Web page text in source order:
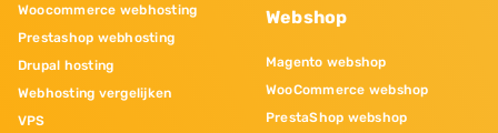
Woocommerce webhosting
Prestashop webhosting
Drupal hosting
Webhosting vergelijken
VPS
Webshop
Magento webshop
WooCommerce webshop
PrestaShop webshop